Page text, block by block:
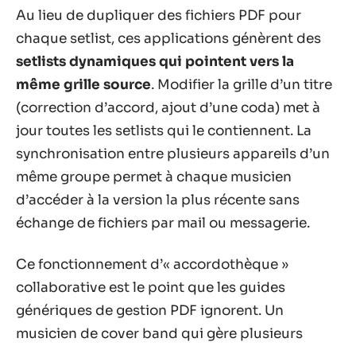
Au lieu de dupliquer des fichiers PDF pour
chaque setlist, ces applications génèrent des
setlists dynamiques qui pointent vers la
même grille source. Modifier la grille d’un titre
(correction d’accord, ajout d’une coda) met à
jour toutes les setlists qui le contiennent. La
synchronisation entre plusieurs appareils d’un
même groupe permet à chaque musicien
d’accéder à la version la plus récente sans
échange de fichiers par mail ou messagerie.
Ce fonctionnement d’« accordothèque »
collaborative est le point que les guides
génériques de gestion PDF ignorent. Un
musicien de cover band qui gère plusieurs